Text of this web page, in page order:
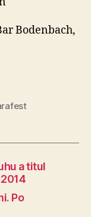
Bodenbach,
a titul
Po